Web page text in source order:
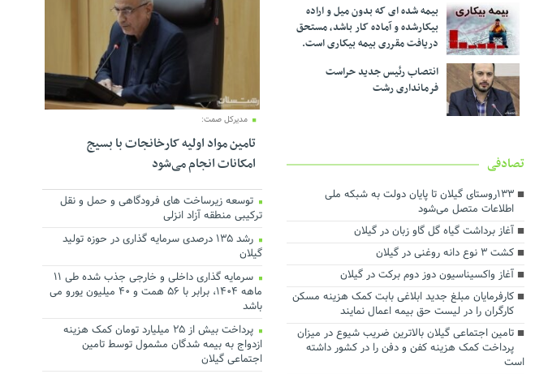
بیمه شده ای که بدون میل و اراده
بیکارشده و آماده کار باشد، مستحق
دریافت مقرری بیمه بیکاری است.
انتصاب رئیس جدید حراست
فرمانداری رشت
تصادفی
۱۳۳روستای گیلان تا پایان دولت به شبکه ملی
اطلاعات متصل می‌شود
آغاز برداشت گیاه گل گاو زبان در گیلان
کشت ۳ نوع دانه روغنی در گیلان
آغاز واکسیناسیون دوز دوم برکت در گیلان
کارفرمایان مبلغ جدید ابلاغی بابت کمک هزینه مسکن
کارگران را در لیست حق بیمه اعمال نمایند
تامین اجتماعی گیلان بالاترین ضریب شیوع در میزان
پرداخت کمک هزینه کفن و دفن را در کشور داشته
است
مدیرکل صمت:
تامین مواد اولیه کارخانجات با بسیج
امکانات انجام می‌شود
توسعه زیرساخت های فرودگاهی و حمل و نقل
ترکیبی منطقه آزاد انزلی
رشد ۱۳۵ درصدی سرمایه گذاری در حوزه تولید
گیلان
سرمایه گذاری داخلی و خارجی جذب شده طی ۱۱
ماهه ۱۴۰۴، برابر با ۵۶ همت و ۴۰ میلیون یورو می
باشد
پرداخت بیش از ۲۵ میلیارد تومان کمک هزینه
ازدواج به بیمه شدگان مشمول توسط تامین
اجتماعی گیلان